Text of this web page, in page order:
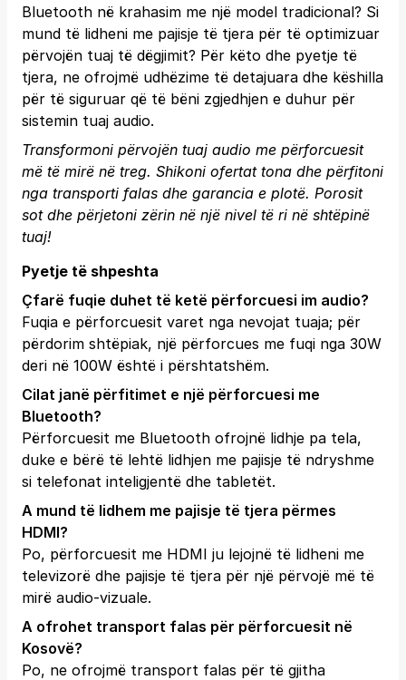
Bluetooth në krahasim me një model tradicional? Si
mund të lidheni me pajisje të tjera për të optimizuar
përvojën tuaj të dëgjimit? Për këto dhe pyetje të
tjera, ne ofrojmë udhëzime të detajuara dhe këshilla
për të siguruar që të bëni zgjedhjen e duhur për
sistemin tuaj audio.
Transformoni përvojën tuaj audio me përforcuesit
më të mirë në treg. Shikoni ofertat tona dhe përfitoni
nga transporti falas dhe garancia e plotë. Porosit
sotdhe përjetoni zërin në një nivel të ri në shtëpinë
tuaj!
Pyetje të shpeshta
Çfarë fuqie duhet të ketë përforcuesi im audio?
Fuqia e përforcuesit varet nga nevojat tuaja; për
përdorim shtëpiak, një përforcues me fuqi nga 30W
deri në 100W është i përshtatshëm.
Cilat janë përfitimet e një përforcuesi me
Bluetooth?
Përforcuesit me Bluetooth ofrojnë lidhje pa tela,
duke e bërë të lehtë lidhjen me pajisje të ndryshme
si telefonat inteligjentë dhe tabletët.
A mund të lidhem me pajisje të tjera përmes
HDMI?
Po, përforcuesit me HDMI ju lejojnë të lidheni me
televizorë dhe pajisje të tjera për një përvojë më të
mirë audio-vizuale.
A ofrohet transport falas për përforcuesit në
Kosovë?
Po, ne ofrojmë transport falas për të gjitha